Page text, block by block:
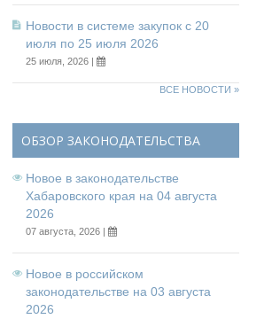
Новости в системе закупок с 20
июля по 25 июля 2026
25 июля, 2026 |
ВСЕ НОВОСТИ »
ОБЗОР ЗАКОНОДАТЕЛЬСТВА
Новое в законодательстве
Хабаровского края на 04 августа
2026
07 августа, 2026 |
Новое в российском
законодательстве на 03 августа
2026